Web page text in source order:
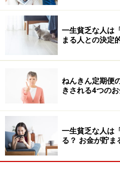
400万円になれば、「400万
6.6万円の貯蓄が必要です。
スクロールしていただくと、
り収入に対して「必要貯蓄
生活費は、たとえ100歳まで
ことになります（老後年数
場合）。
50歳以上の人は、
さい。積み上げた貯蓄から
一生貧乏な人は
まる人との決定
ねんきん定期便
きされる4つの
一生貧乏な人は
る？ お金が貯ま